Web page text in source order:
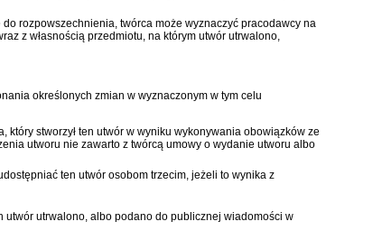
rozpowszechnienia, twórca może wyznaczyć pracodawcy na
z własnością przedmiotu, na którym utwór utrwalono,
określonych zmian w wyznaczonym w tym celu
stworzył ten utwór w wyniku wykonywania obowiązków ze
utworu nie zawarto z twórcą umowy o wydanie utworu albo
ten utwór osobom trzecim, jeżeli to wynika z
utwór utrwalono, albo podano do publicznej wiadomości w